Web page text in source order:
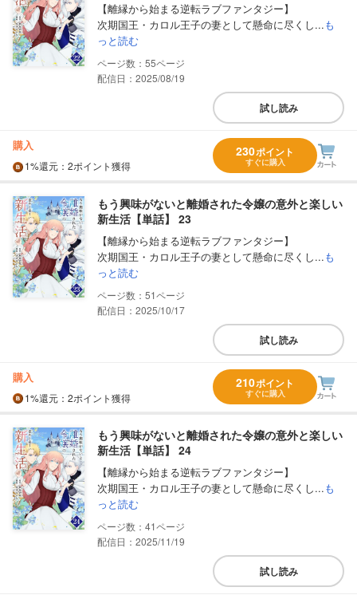
【離縁から始まる逆転ラブファンタジー】
次期国王・カロル王子の妻として懸命に尽くし...も
っと読む
55
配信日：2025/08/19
試し読み
購入
1%還元 ：2ポイント獲得
230ポイント
すぐに購入
もう興味がないと離婚された令嬢の意外と楽しい
新生活【単話】 23
【離縁から始まる逆転ラブファンタジー】
次期国王・カロル王子の妻として懸命に尽くし...も
っと読む
51
配信日：2025/10/17
試し読み
購入
1%還元 ：2ポイント獲得
210ポイント
すぐに購入
もう興味がないと離婚された令嬢の意外と楽しい
新生活【単話】 24
【離縁から始まる逆転ラブファンタジー】
次期国王・カロル王子の妻として懸命に尽くし...も
っと読む
41
配信日：2025/11/19
試し読み